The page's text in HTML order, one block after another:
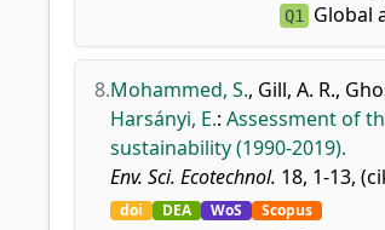
Q1 Global
8.Mohammed, S., Gill, A. R.,
Harsányi, E.: Assessment of
sustainability (1990-2019).
Env. Sci. Ecotechnol. 18, 1-13,
doi DEA WoS Scopus